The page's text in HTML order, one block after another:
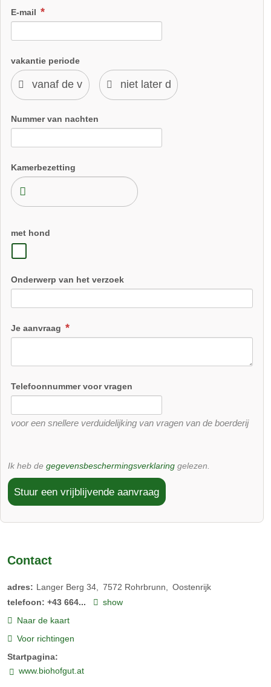
E-mail
vakantie periode
Nummer van nachten
Kamerbezetting
met hond
Onderwerp van het verzoek
Je aanvraag
Telefoonnummer voor vragen
voor een snellere verduidelijking van vragen van de boerderij
Ik heb de gegevensbeschermingsverklaring gelezen.
Stuur een vrijblijvende aanvraag
Contact
adres: Langer Berg 34 7572 Rohrbrunn
Oostenrijk
telefoon: +43 664...
show
Naar de kaart
Voor richtingen
Startpagina:
www.biohofgut.at